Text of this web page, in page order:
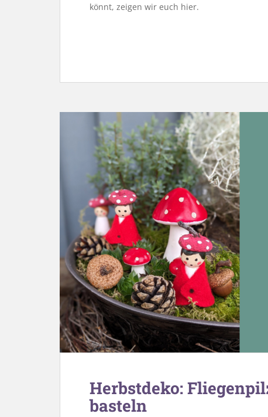
könnt, zeigen wir euch hier.
Herbstdeko:
basteln